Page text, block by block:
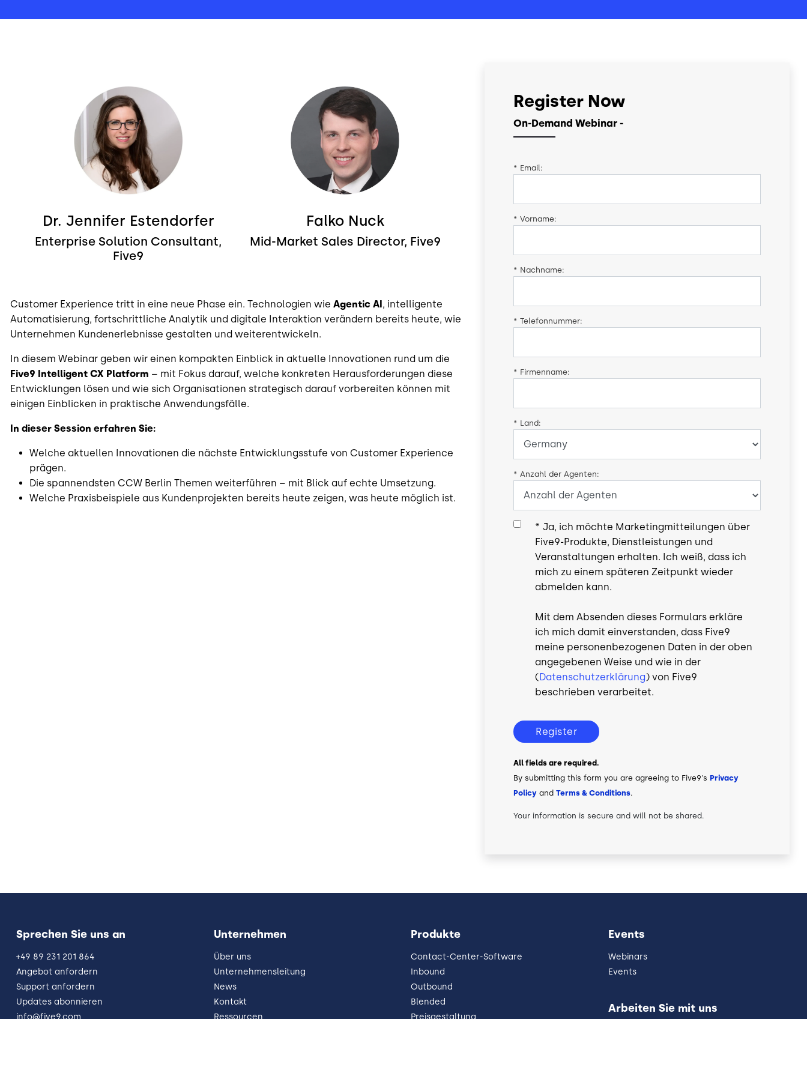
Dr. Jennifer Estendorfer
Enterprise Solution Consultant,
Five9
Falko Nuck
Mid-Market Sales Director, Five9
Customer Experience tritt in eine neue Phase ein. Technologien wie Agentic AI , intelligente
Automatisierung, fortschrittliche Analytik und digitale Interaktion verändern bereits heute, wie
Unternehmen Kundenerlebnisse gestalten und weiterentwickeln.
In diesem Webinar geben wir einen kompakten Einblick in aktuelle Innovationen rund um die
Five9 Intelligent CX Platform – mit Fokus darauf, welche konkreten Herausforderungen diese
Entwicklungen lösen und wie sich Organisationen strategisch darauf vorbereiten können mit
einigen Einblicken in praktische Anwendungsfälle.
In dieser Session erfahren Sie:
Welche aktuellen Innovationen die nächste Entwicklungsstufe von Customer Experience
prägen.
Die spannendsten CCW Berlin Themen weiterführen – mit Blick auf echte Umsetzung.
Welche Praxisbeispiele aus Kundenprojekten bereits heute zeigen, was heute möglich ist.
Register Now
On-Demand Webinar -
* Email:
* Vorname:
* Nachname:
* Telefonnummer:
* Firmenname:
* Land:
* Anzahl der Agenten:
* Ja, ich möchte Marketingmitteilungen über
Five9-Produkte, Dienstleistungen und
Veranstaltungen erhalten. Ich weiß, dass ich
mich zu einem späteren Zeitpunkt wieder
abmelden kann.
Mit dem Absenden dieses Formulars erkläre
ich mich damit einverstanden, dass Five9
meine personenbezogenen Daten in der oben
angegebenen Weise und wie in der
(Datenschutzerklärung) von Five9
beschrieben verarbeitet.
Register
All fields are required.
By submitting this form you are agreeing to Five9'sPrivacy
Policy andTerms & Conditions.
Your information is secure and will not be shared.
Sprechen Sie uns an
+49 89 231 201 864
Angebot anfordern
Support anfordern
Updates abonnieren
info@five9.com
Unternehmen
Über uns
Unternehmensleitung
News
Kontakt
Ressourcen
Produkte
Contact-Center-Software
Inbound
Outbound
Blended
Preisgestaltung
Events
Webinars
Events
Arbeiten Sie mit uns